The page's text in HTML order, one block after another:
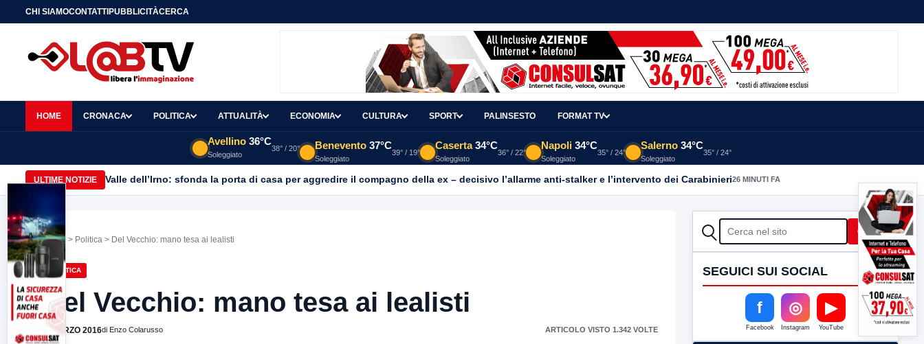
CHI SIAMOCONTATTIPUBBLICITÀCERCA
HOME CRONACA POLITICA ATTUALITÀ ECONOMIA CULTURA SPORT PALINSESTO FORMAT TV
Avellino 36°C
Soleggiato
38° / 20° Benevento 37°C
Soleggiato
39° / 19°
Caserta 34°C
Soleggiato
36° / 22°
Napoli 34°C
Soleggiato
35° / 24°
Salerno 34°C
Soleggiato
35° / 24°
ULTIME NOTIZIE Valle dell’Irno: sfonda la porta di casa per aggredire il compagno della ex – decisivo l’allarme anti-stalker e l’intervento dei Carabinieri26 MINUTI FA
Home > Politica > Del Vecchio: mano tesa ai lealisti
POLITICA
Del Vecchio: mano tesa ai lealisti
7 MARZO 2016di Enzo Colarusso ARTICOLO VISTO 1.342 VOLTE
CERCA Cerca
SEGUICI SUI SOCIAL
f
Facebook
◎
Instagram
▶
YouTube